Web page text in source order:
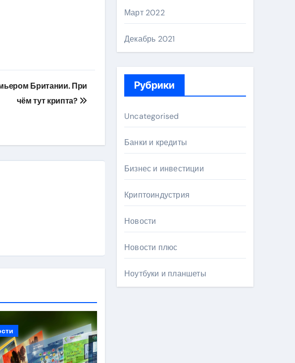
Британии. При
чём тут крипта?
Март 2022
Декабрь 2021
Рубрики
Uncategorised
Банки и кредиты
Бизнес и инвестиции
Криптоиндустрия
Новости
Новости плюс
Ноутбуки и планшеты